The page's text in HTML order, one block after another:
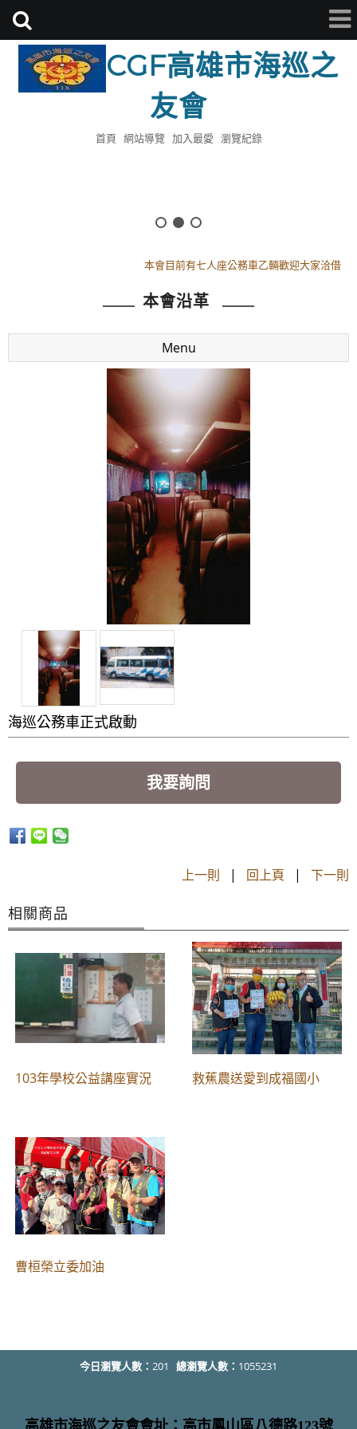
CGF高雄市海巡之
友會
首頁 網站導覽 加入最愛 瀏覽紀錄
本會目前有七人座公務車乙輛歡迎大家洽借
112年模範母親已於0513日舉辦完畢感謝全體會員參與
本會目前有七人座公務車乙輛歡迎大家洽借
本會沿革
Menu
海巡公務車正式啟動
我要詢問
上一則 | 回上頁 | 下一則
相關商品
103年學校公益講座實況 救蕉農送愛到成福國小
曹桓榮立委加油
今日瀏覽人數： 201 總瀏覽人數： 1055231
高雄市海巡之友會會址：高市鳳山區八德路123號